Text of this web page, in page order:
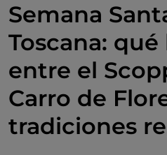
Semana
Toscana: qué
entre el
Carro de
tradiciones